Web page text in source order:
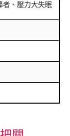
者、壓力大失眠